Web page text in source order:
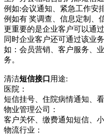
例如:会议通知、紧急工作安
例如有 奖调查、信息定制、
更重要的是企业客户可以通
同时企业客户还可通过该业
如：会员营销、客户服务、
务。
清洁短信接口 用途:
医院：
短信挂号、住院病情通知、
物业管理公司：
客户关怀、缴费通知短信、
物流行业：